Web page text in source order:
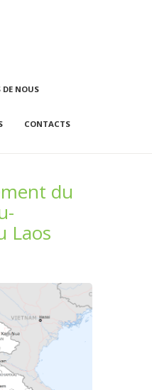
DE NOUS
CONTACTS
du
Laos